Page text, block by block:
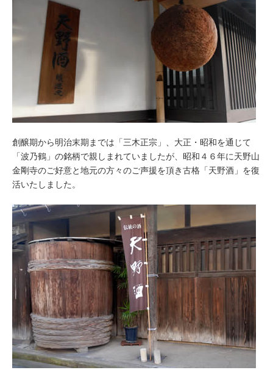
創醸期から明治末期までは「三木正宗」、大正・昭和を通じて
「波乃鶴」の銘柄で親しまれていましたが、昭和４６年に天野山
金剛寺のご好意と地元の方々のご声援を頂き古格「天野酒」を復
活いたしました。